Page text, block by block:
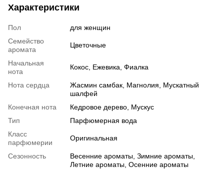
Характеристики
Пол
для женщин
Семейство
аромата
Цветочные
Начальная
нота
Кокос, Ежевика, Фиалка
Нота сердца
Жасмин самбак, Магнолия, Мускатный
шалфей
Конечная нота
Кедровое дерево, Мускус
Тип
Парфюмерная вода
Класс
парфюмерии
Оригинальная
Сезонность
Весенние ароматы, Зимние ароматы,
Летние ароматы, Осенние ароматы